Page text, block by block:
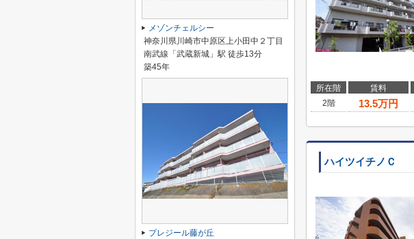
所在階 賃料
2階
13.5万円
ハイツイチノＣ
メゾンチェルシー
神奈川県川崎市中原区上小田中２丁目
南武線「武蔵新城」駅 徒歩13分
築45年
プレジール藤が丘